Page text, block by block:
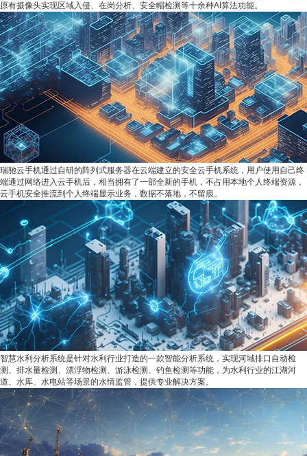
原有摄像头实现区域入侵、在岗分析、安全帽检测等十余种AI算法功能。
瑞驰云手机通过自研的阵列式服务器在云端建立的安全云手机系统，用户使用自己终
端通过网络进入云手机后，相当拥有了一部全新的手机，不占用本地个人终端资源，
云手机安全推流到个人终端显示业务，数据不落地，不留痕。
智慧水利分析系统是针对水利行业打造的一款智能分析系统，实现河域排口自动检
测、排水量检测、漂浮物检测、游泳检测、钓鱼检测等功能，为水利行业的江湖河
道、水库、水电站等场景的水情监管，提供专业解决方案。